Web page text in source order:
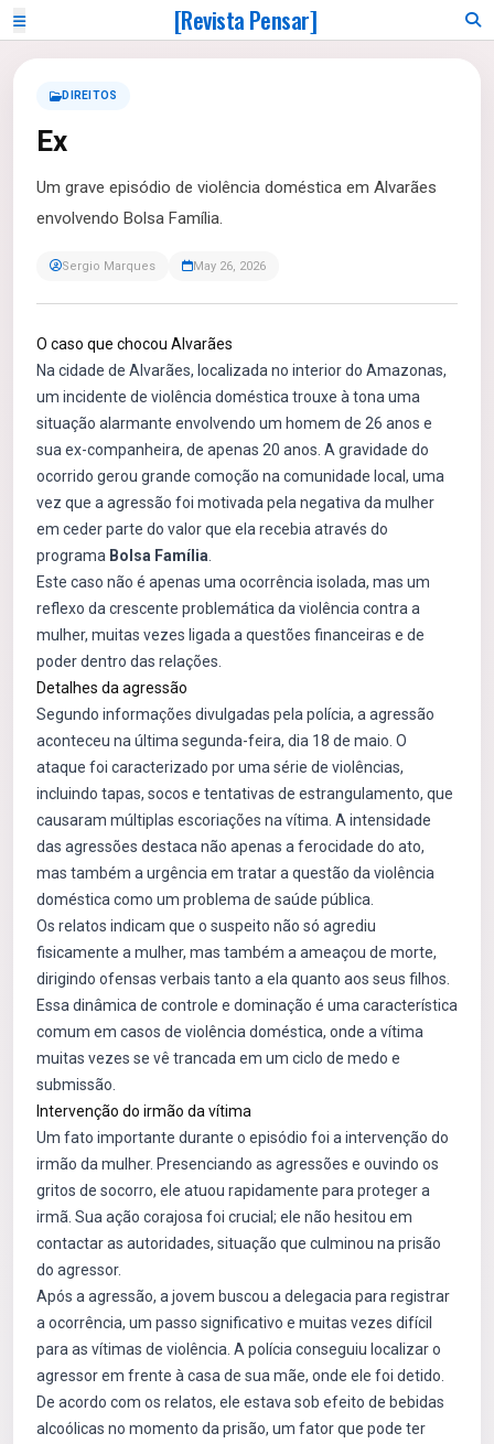
[Revista Pensar]
DIREITOS
Ex
Um grave episódio de violência doméstica em Alvarães
envolvendo Bolsa Família.
Sergio Marques May 26, 2026
O caso que chocou Alvarães
Na cidade de Alvarães, localizada no interior do Amazonas,
um incidente de violência doméstica trouxe à tona uma
situação alarmante envolvendo um homem de 26 anos e
sua ex-companheira, de apenas 20 anos. A gravidade do
ocorrido gerou grande comoção na comunidade local, uma
vez que a agressão foi motivada pela negativa da mulher
em ceder parte do valor que ela recebia através do
programa Bolsa Família
Este caso não é apenas uma ocorrência isolada, mas um
reflexo da crescente problemática da violência contra a
mulher, muitas vezes ligada a questões financeiras e de
poder dentro das relações.
Detalhes da agressão
Segundo informações divulgadas pela polícia, a agressão
aconteceu na última segunda-feira, dia 18 de maio. O
ataque foi caracterizado por uma série de violências,
incluindo tapas, socos e tentativas de estrangulamento, que
causaram múltiplas escoriações na vítima. A intensidade
das agressões destaca não apenas a ferocidade do ato,
mas também a urgência em tratar a questão da violência
doméstica como um problema de saúde pública.
Os relatos indicam que o suspeito não só agrediu
fisicamente a mulher, mas também a ameaçou de morte,
dirigindo ofensas verbais tanto a ela quanto aos seus filhos.
Essa dinâmica de controle e dominação é uma característica
comum em casos de violência doméstica, onde a vítima
muitas vezes se vê trancada em um ciclo de medo e
submissão.
Intervenção do irmão da vítima
Um fato importante durante o episódio foi a intervenção do
irmão da mulher. Presenciando as agressões e ouvindo os
gritos de socorro, ele atuou rapidamente para proteger a
irmã. Sua ação corajosa foi crucial; ele não hesitou em
contactar as autoridades, situação que culminou na prisão
do agressor.
Após a agressão, a jovem buscou a delegacia para registrar
a ocorrência, um passo significativo e muitas vezes difícil
para as vítimas de violência. A polícia conseguiu localizar o
agressor em frente à casa de sua mãe, onde ele foi detido.
De acordo com os relatos, ele estava sob efeito de bebidas
alcoólicas no momento da prisão, um fator que pode ter